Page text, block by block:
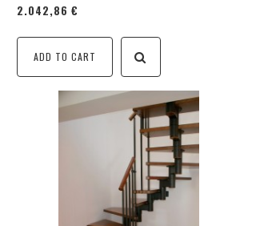
2.042,86 €
ADD TO CART